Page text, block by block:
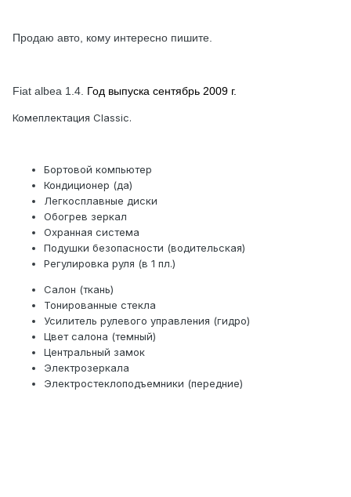
Продаю авто, кому интересно пишите.
Fiat albea 1.4. Год выпуска сентябрь 2009 г.
Комеплектация Classic.
Бортовой компьютер
Кондиционер (да)
Легкосплавные диски
Обогрев зеркал
Охранная система
Подушки безопасности (водительская)
Регулировка руля (в 1 пл.)
Салон (ткань)
Тонированные стекла
Усилитель рулевого управления (гидро)
Цвет салона (темный)
Центральный замок
Электрозеркала
Электростеклоподъемники (передние)